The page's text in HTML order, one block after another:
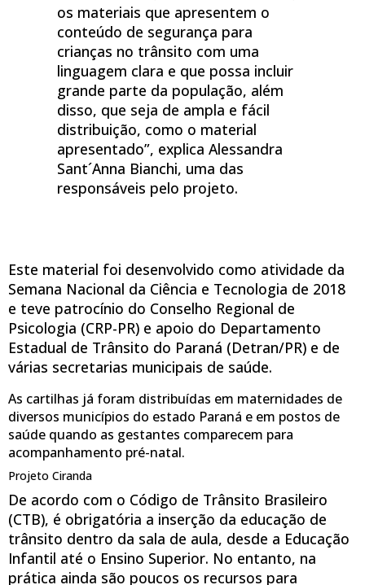
os materiais que apresentem o
conteúdo de segurança para
crianças no trânsito com uma
linguagem clara e que possa incluir
grande parte da população, além
disso, que seja de ampla e fácil
distribuição, como o material
apresentado”, explica Alessandra
Sant´Anna Bianchi, uma das
responsáveis pelo projeto.
Este material foi desenvolvido como atividade da
Semana Nacional da Ciência e Tecnologia de 2018
e teve patrocínio do Conselho Regional de
Psicologia (CRP-PR) e apoio do Departamento
Estadual de Trânsito do Paraná (Detran/PR) e de
várias secretarias municipais de saúde.
As cartilhas já foram distribuídas em maternidades de
diversos municípios do estado Paraná e em postos de
saúde quando as gestantes comparecem para
acompanhamento pré-natal.
Projeto Ciranda
De acordo com o Código de Trânsito Brasileiro
(CTB), é obrigatória a inserção da educação de
trânsito dentro da sala de aula, desde a Educação
Infantil até o Ensino Superior. No entanto, na
prática ainda são poucos os recursos para